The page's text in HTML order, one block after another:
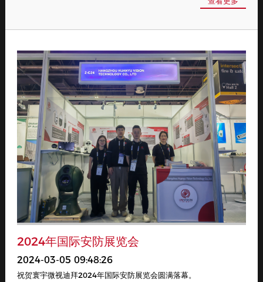
2024年国际安防展览会
2024-03-05 09:48:26
祝贺寰宇微视迪拜2024年国际安防展览会圆满落幕。